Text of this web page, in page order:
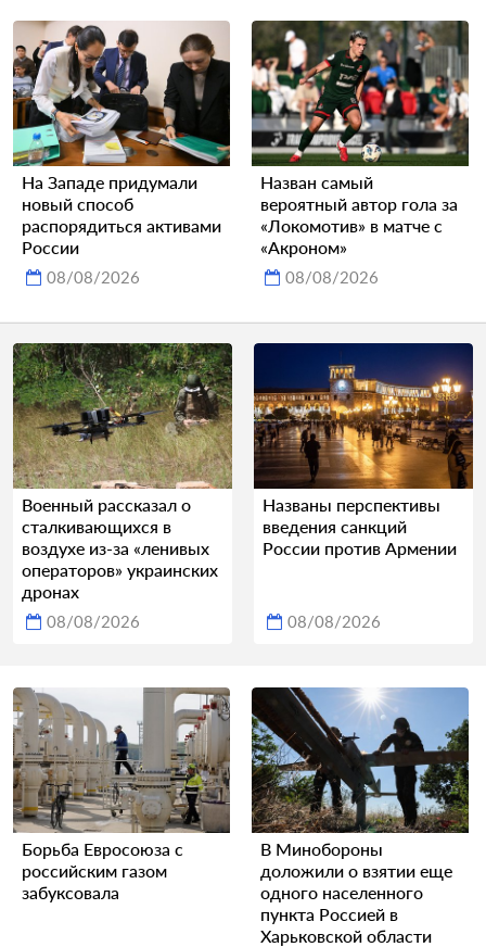
На Западе придумали
новый способ
распорядиться активами
России
08/08/2026
Назван самый
вероятный автор гола за
«Локомотив» в матче с
«Акроном»
08/08/2026
Военный рассказал о
сталкивающихся в
воздухе из-за «ленивых
операторов» украинских
дронах
08/08/2026
Названы перспективы
введения санкций
России против Армении
08/08/2026
Борьба Евросоюза с
российским газом
забуксовала
В Минобороны
доложили о взятии еще
одного населенного
пункта Россией в
Харьковской области